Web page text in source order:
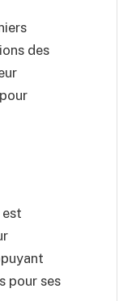
des
pour ses